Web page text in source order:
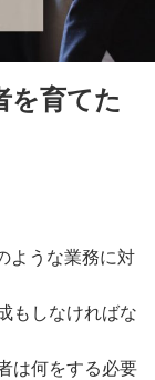
を育てた
ような業務に対
もしなければな
は何をする必要